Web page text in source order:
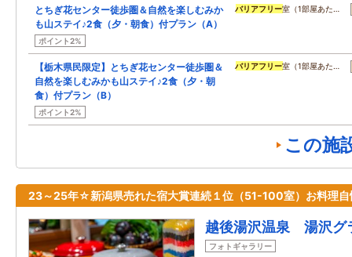
とちぎ花センター徒歩圏＆自然を楽しむみか
も山ステイ♪2食（夕・朝食）付プラン（A）
ポイント2%
バリアフリー室（1部屋あた…
【栃木県民限定】とちぎ花センター徒歩圏＆
自然を楽しむみかも山ステイ♪2食（夕・朝
食）付プラン（B）
ポイント2%
バリアフリー室（1部屋あた…
この施
23～25年☆新潟県売れた宿大賞連続１位（51-100室）お料理自
越後湯沢温泉 湯沢グ
フォトギャラリー